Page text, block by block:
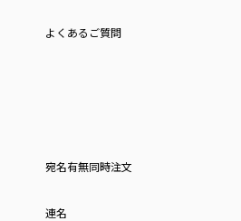
よくあるご質問
宛名有無同時注文
連名